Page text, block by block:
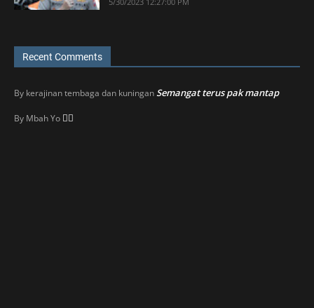
Recent Comments
By kerajinan tembaga dan kuninganSemangat terus pak mantap
By Mbah Yo 👍🏼